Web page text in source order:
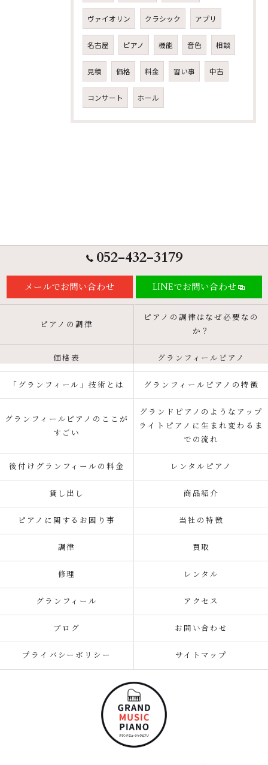
ヴァイオリン クラシック アプリ
名古屋 ピアノ 機能 音色 相談
見積 価格 料金 習い事 中古
コンサート ホール
052-432-3179
メールでお問い合わせ LINEでお問い合わせ
ピアノの調律
ピアノの調律はなぜ必要なの
か？
価格表 グランフィールピアノ
「グランフィール」技術とは グランフィールピアノの特徴
グランフィールピアノのここが
すごい
グランドピアノのようなアップ
ライトピアノに生まれ変わるま
での流れ
後付けグランフィールの料金 レンタルピアノ
貸し出し 商品紹介
ピアノに関するお困り事 当社の特徴
調律 買取
修理 レンタル
グランフィール アクセス
ブログ お問い合わせ
プライバシーポリシー サイトマップ